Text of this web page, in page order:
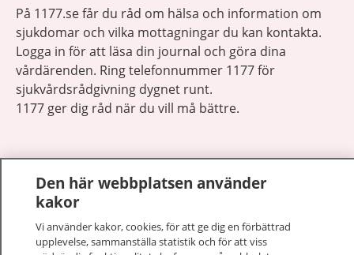
På 1177.se får du råd om hälsa och information om
sjukdomar och vilka mottagningar du kan kontakta.
Logga in för att läsa din journal och göra dina
vårdärenden. Ring telefonnummer 1177 för
sjukvårdsrådgivning dygnet runt.
1177 ger dig råd när du vill må bättre.
Den här webbplatsen använder
kakor
Vi använder kakor, cookies, för att ge dig en förbättrad
upplevelse, sammanställa statistik och för att viss